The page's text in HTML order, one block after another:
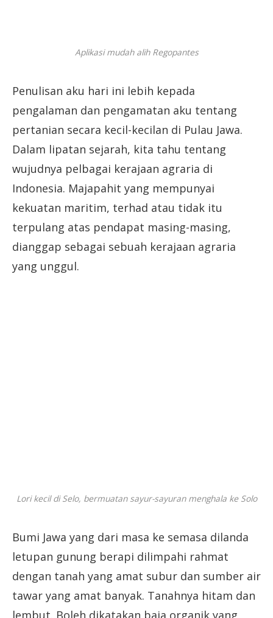
Aplikasi mudah alih Regopantes
Penulisan aku hari ini lebih kepada
pengalaman dan pengamatan aku tentang
pertanian secara kecil-kecilan di Pulau Jawa.
Dalam lipatan sejarah, kita tahu tentang
wujudnya pelbagai kerajaan agraria di
Indonesia. Majapahit yang mempunyai
kekuatan maritim, terhad atau tidak itu
terpulang atas pendapat masing-masing,
dianggap sebagai sebuah kerajaan agraria
yang unggul.
Lori kecil di Selo, bermuatan sayur-sayuran menghala ke Solo
Bumi Jawa yang dari masa ke semasa dilanda
letupan gunung berapi dilimpahi rahmat
dengan tanah yang amat subur dan sumber air
tawar yang amat banyak. Tanahnya hitam dan